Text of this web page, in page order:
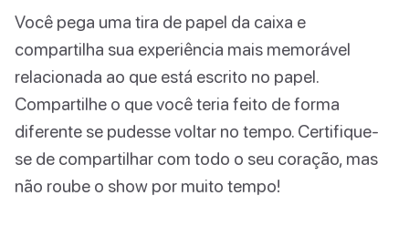
Você pega uma tira de papel da caixa e
compartilha sua experiência mais memorável
relacionada ao que está escrito no papel.
Compartilhe o que você teria feito de forma
diferente se pudesse voltar no tempo. Certifique-
se de compartilhar com todo o seu coração, mas
não roube o show por muito tempo!